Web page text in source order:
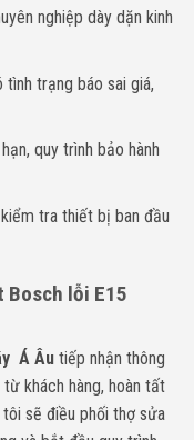
nghiệp dày dặn kinh
trạng báo sai giá,
quy trình bảo hành
tra thiết bị ban đầu
Bosch lỗi E15
Á Âu tiếp nhận thông
từ khách hàng, hoàn tất
sẽ điều phối thợ sửa